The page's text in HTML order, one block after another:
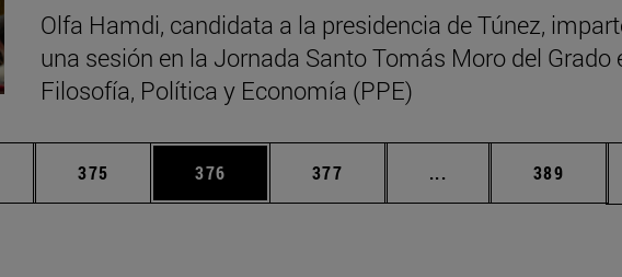
Olfa Hamdi, candidata a la presidencia de Túnez,
una sesión en la Jornada Santo Tomás Moro del Grado
Filosofía, Política y Economía (PPE)
Páginas intermedias Use TAB para desplazarse.
Página
375 Página
376 Página
377 ... Páginas intermedias
Página
389